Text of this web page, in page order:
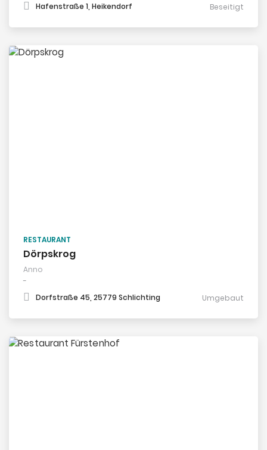
Hafenstraße 1, Heikendorf
Beseitigt
RESTAURANT
Dörpskrog
Anno
-
Dorfstraße 45, 25779 Schlichting
Umgebaut